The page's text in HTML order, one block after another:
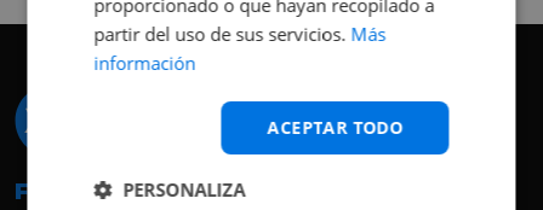
Follow the beat
partir del uso de sus servicios. Más
información
ACEPTAR TODO
PERSONALIZA